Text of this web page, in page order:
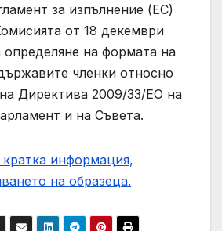
за изпълнение (ЕС)
от 18 декември
определяне на формата на
членки относно
Директива 2009/33/ЕО на
и на Съвета.
информация,
на образеца.